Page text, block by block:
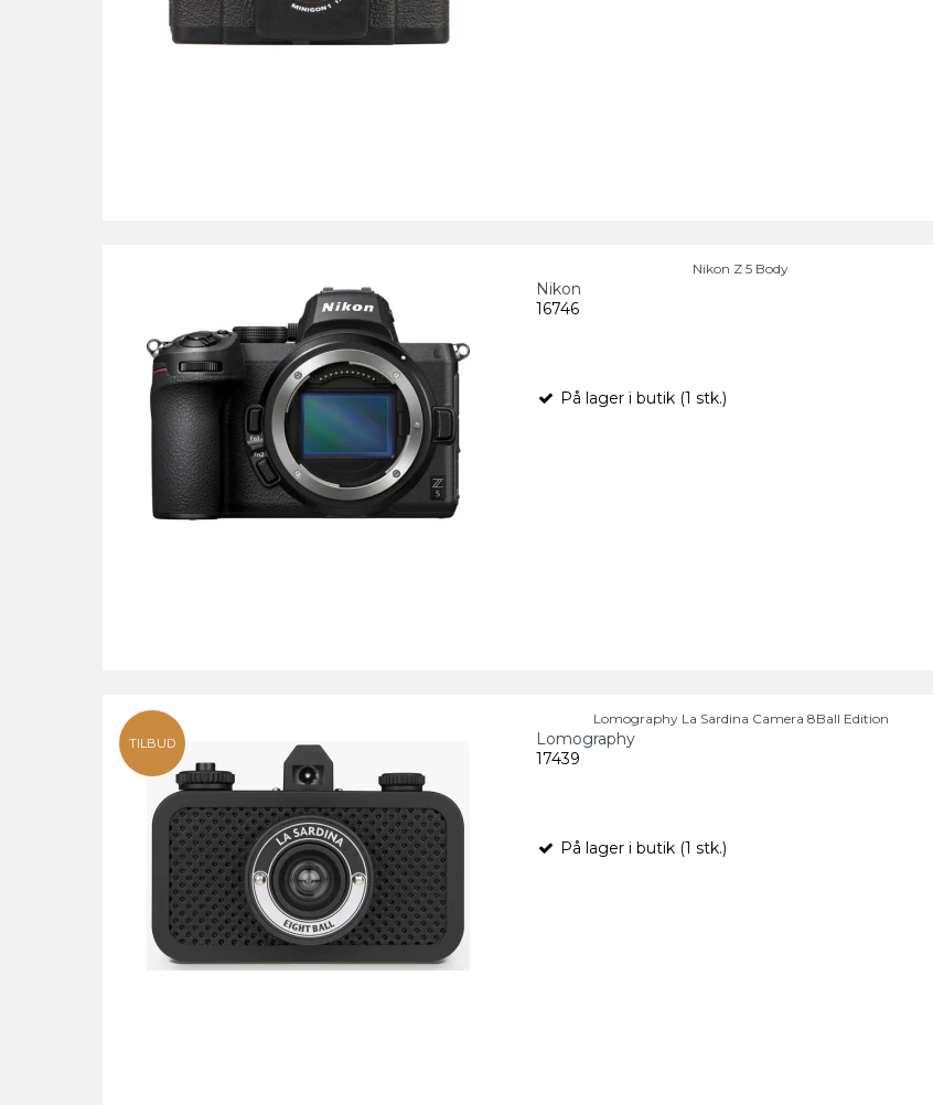
Nikon Z 5 Body
Nikon
16746
På lager i butik (1 stk.)
TILBUD
Lomography La Sardina Camera 8Ball Edition
Lomography
17439
På lager i butik (1 stk.)